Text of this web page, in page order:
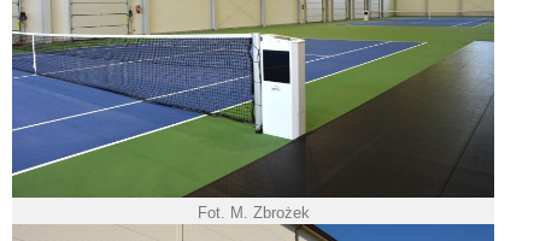
Fot. M. Zbrożek